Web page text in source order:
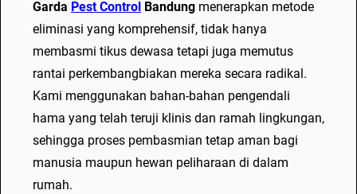
Garda Pest Control Bandung menerapkan metode
eliminasi yang komprehensif, tidak hanya
membasmi tikus dewasa tetapi juga memutus
rantai perkembangbiakan mereka secara radikal.
Kami menggunakan bahan-bahan pengendali
hama yang telah teruji klinis dan ramah lingkungan,
sehingga proses pembasmian tetap aman bagi
manusia maupun hewan peliharaan di dalam
rumah.